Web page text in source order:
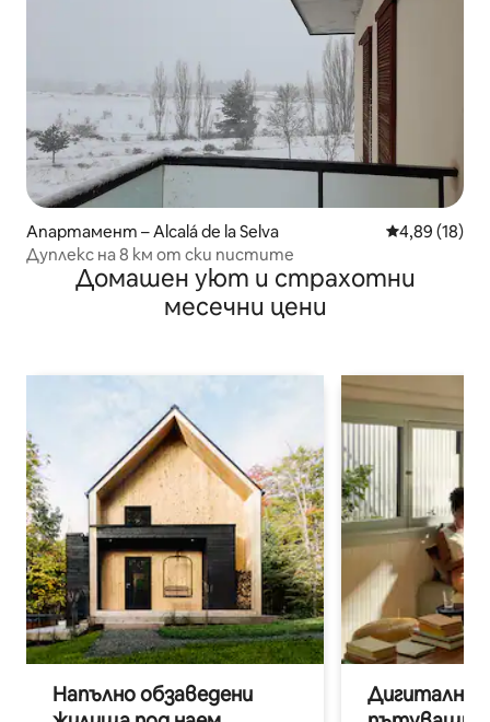
Апартамент – Alcalá de la Selva Средна
4,89 (18)
Дуплекс на 8 км от ски пистите
Домашен уют и страхотни
месечни цени
Напълно обзаведени
Дигитални